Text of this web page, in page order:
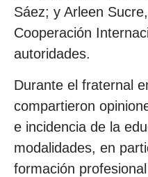
Sáez; y Arleen
Cooperación
autoridades.
Durante el fraternal
compartieron
e incidencia de la
modalidades, en
formación